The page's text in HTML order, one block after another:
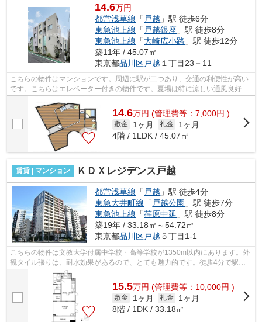
14.6万円
都営浅草線 「 戸越 」駅 徒歩6分
東急池上線 「 戸越銀座 」駅 徒歩8分
東急池上線 「大崎広小路 」駅 徒歩12分
築11年 / 45.07㎡
東京都品川区戸越 １丁目23－11
こちらの物件はマンションです。周辺に駅が二つあり、交通の利便性が高い
です。こちらはエレベーター付きの物件です。夏場は特に涼しい通風良好な
14.6万円 (管理費等：7,000円 )
敷金 1ヶ月 礼金
1ヶ月
4階 / 1LDK / 45.07㎡
賃貸 | マンション ＫＤＸレジデンス戸越
都営浅草線 「 戸越 」駅 徒歩4分
東急大井町線 「 戸越公園 」駅 徒歩7分
東急池上線 「荏原中延 」駅 徒歩8分
築19年 / 33.18㎡～54.72㎡
東京都品川区戸越 ５丁目1-1
こちらの物件は文教大学付属中学校・高等学校が1350m以内にあります。外
観タイル張りは、耐水効果があるので、とても魅力的です。徒歩4分で駅に
アクセスできる物件です。こちらの物件...
15.5万円 (管理費等：10,000円 )
敷金 1ヶ月 礼金
1ヶ月
8階 / 1DK / 33.18㎡